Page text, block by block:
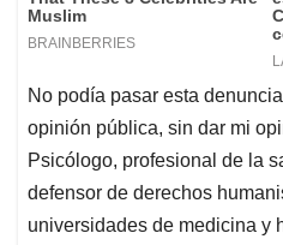
No podía pasar esta
opinión pública, sin dar mi
Psicólogo, profesional de la
defensor de derechos
universidades de medicina y